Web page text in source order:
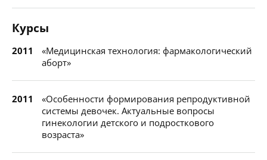
Курсы
2011
«Медицинская технология: фармакологический
аборт»
2011
«Особенности формирования репродуктивной
системы девочек. Актуальные вопросы
гинекологии детского и подросткового
возраста»